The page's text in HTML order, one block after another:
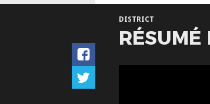
DISTRICT